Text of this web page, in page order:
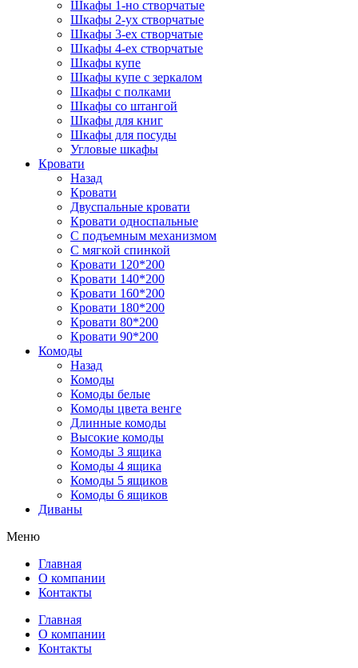
Шкафы 1-но створчатые
Шкафы 2-ух створчатые
Шкафы 3-ех створчатые
Шкафы 4-ех створчатые
Шкафы купе
Шкафы купе с зеркалом
Шкафы с полками
Шкафы со штангой
Шкафы для книг
Шкафы для посуды
Угловые шкафы
Кровати
Назад
Кровати
Двуспальные кровати
Кровати односпальные
С подъемным механизмом
С мягкой спинкой
Кровати 120*200
Кровати 140*200
Кровати 160*200
Кровати 180*200
Кровати 80*200
Кровати 90*200
Комоды
Назад
Комоды
Комоды белые
Комоды цвета венге
Длинные комоды
Высокие комоды
Комоды 3 ящика
Комоды 4 ящика
Комоды 5 ящиков
Комоды 6 ящиков
Диваны
Меню
Главная
О компании
Контакты
Главная
О компании
Контакты